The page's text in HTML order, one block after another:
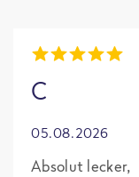
C
05.08.2026
Absolut lecker,